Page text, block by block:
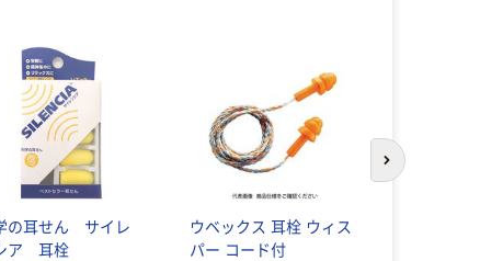
の耳せん サイレ
ア 耳栓
ウベックス 耳栓 ウィス
パー コード付
次のスライド